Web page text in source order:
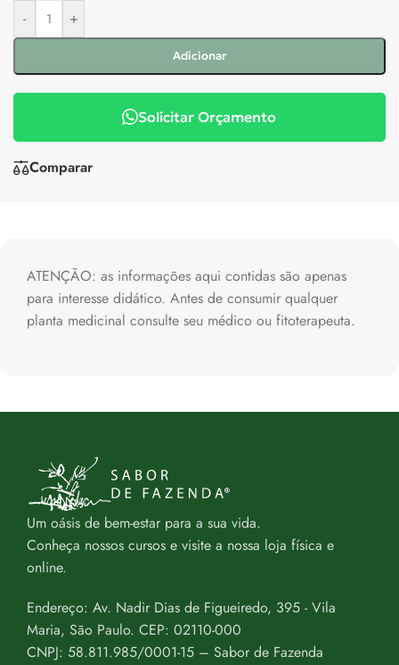
-
+
Adicionar
Solicitar Orçamento
Comparar
ATENÇÃO: as informações aqui contidas são apenas
para interesse didático. Antes de consumir qualquer
planta medicinal consulte seu médico ou fitoterapeuta.
Um oásis de bem-estar para a sua vida.
Conheça nossos cursos e visite a nossa loja física e
online.
Endereço: Av. Nadir Dias de Figueiredo, 395 - Vila
Maria, São Paulo. CEP: 02110-000
CNPJ: 58.811.985/0001-15 – Sabor de Fazenda